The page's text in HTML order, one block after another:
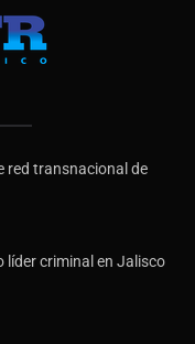
red transnacional de
líder criminal en Jalisco